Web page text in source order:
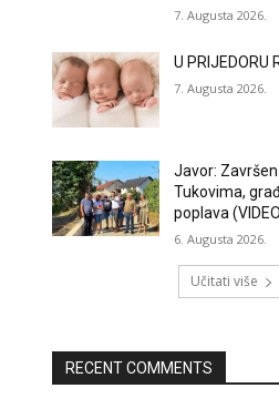
7. Augusta 2026.
U PRIJEDORU
7. Augusta 2026.
Javor:
Tukovima,
poplava
6. Augusta 2026.
Učitati više
RECENT COMMENTS